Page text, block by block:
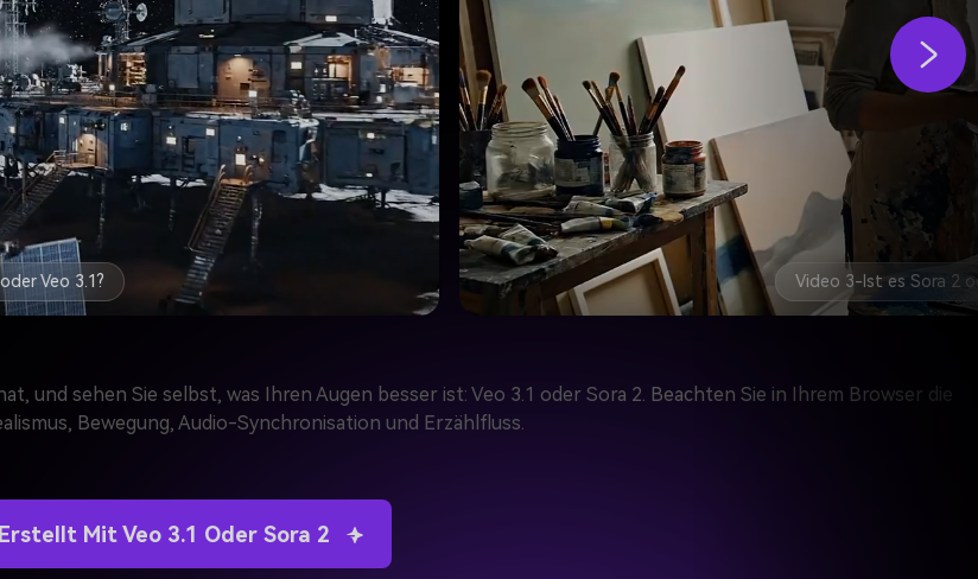
Video 3-Ist es Sora 2 oder Veo 3.1?
und sehen Sie selbst, was Ihren Augen besser ist: Veo 3.1 oder Sora 2. Beachten Sie in Ihrem Browser die
Bewegung, Audio-Synchronisation und Erzählfluss.
Erstellt Mit Veo 3.1 Oder Sora 2